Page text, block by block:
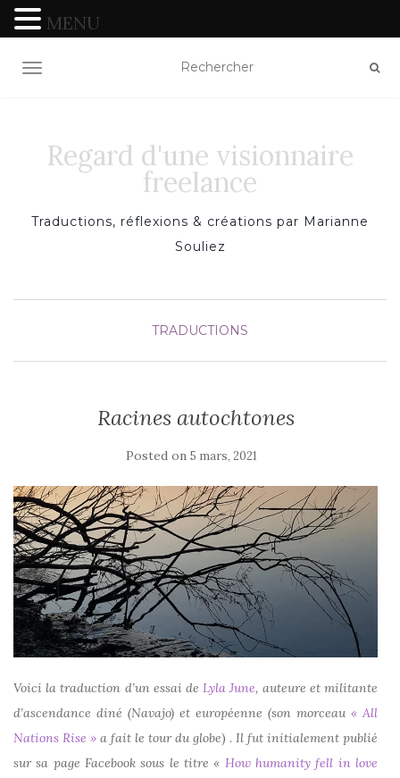
TOGGLE NAVIGATION
Regard d'une visionnaire
freelance
Traductions, réflexions & créations par Marianne
Souliez
TRADUCTIONS
Racines autochtones
Posted on 5 mars, 2021
Voici la traduction d’un essai deLyla June, auteure et militante
d’ascendance diné (Navajo) et européenne (son morceau « All
Nations Rise » a fait le tour du globe) . Il fut initialement publié
sur sa page Facebook sous le titre « How humanity fell in love
MENU